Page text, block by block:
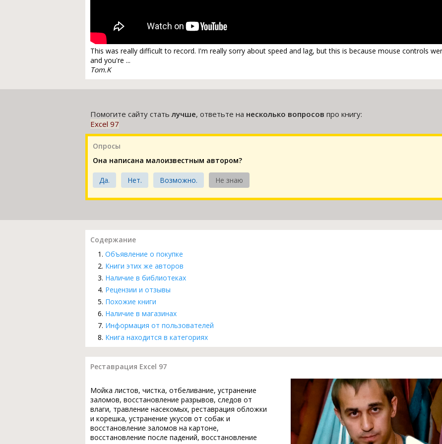
This was really difficult to record. I'm really sorry about speed and lag, but this is because mouse controls
and you're ...
Tom.K
Помогите сайту статьлучше, ответьте на несколько вопросов про книгу:
Excel 97
Опросы
Она написана малоизвестным автором?
Да. Нет. Возможно. Не знаю
Содержание
Объявление о покупке
Книги этих же авторов
Наличие в библиотеках
Рецензии и отзывы
Похожие книги
Наличие в магазинах
Информация от пользователей
Книга находится в категориях
Реставрация Excel 97
Мойка листов, чистка, отбеливание, устранение
заломов, восстановление разрывов, следов от
влаги, травление насекомых, реставрация обложки
и корешка, устранение укусов от собак и
восстановление заломов на картоне,
восстановление после падений, восстановление